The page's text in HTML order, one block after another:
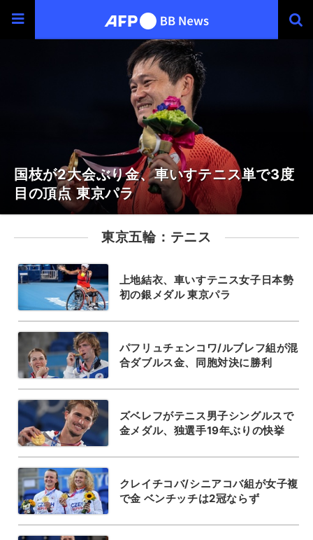
国枝が2大会ぶり金、車いすテニス単で3度
目の頂点 東京パラ
東京五輪：テニス
上地結衣、車いすテニス女子日本勢
初の銀メダル 東京パラ
パフリュチェンコワ/ルブレフ組が混
合ダブルス金、同胞対決に勝利
ズベレフがテニス男子シングルスで
金メダル、独選手19年ぶりの快挙
クレイチコバ/シニアコバ組が女子複
で金 ベンチッチは2冠ならず